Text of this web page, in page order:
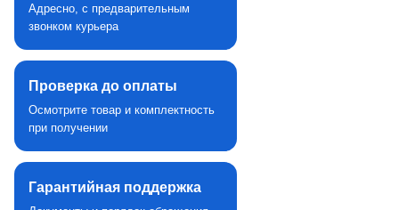
Адресно, с предварительным
звонком курьера
Проверка до оплаты
Осмотрите товар и комплектность
при получении
Гарантийная поддержка